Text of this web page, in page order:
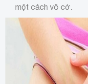
một cách vô cớ.